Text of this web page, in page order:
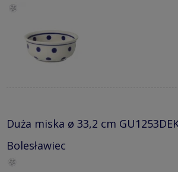
Duża miska ø 33,2 cm
Bolesławiec